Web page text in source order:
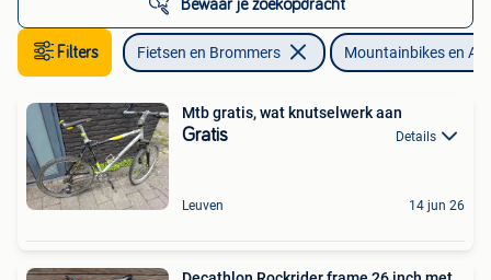
Bewaar je zoekopdracht
Filters Fietsen en Brommers Mountainbikes en
Mtb gratis, wat knutselwerk aan
Gratis Details
Leuven 14 jun 26